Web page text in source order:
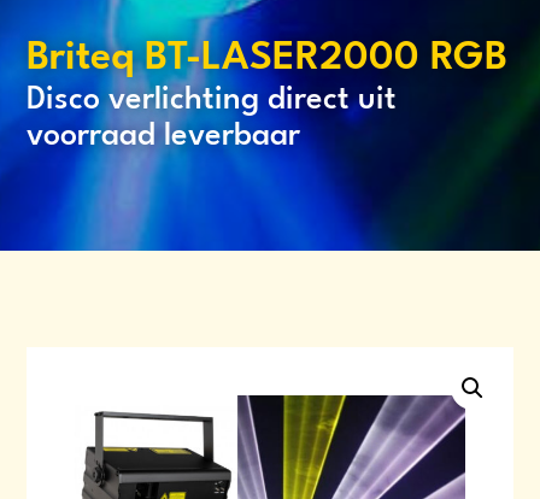
Briteq BT-LASER2000 RGB
Disco verlichting direct uit
voorraad leverbaar